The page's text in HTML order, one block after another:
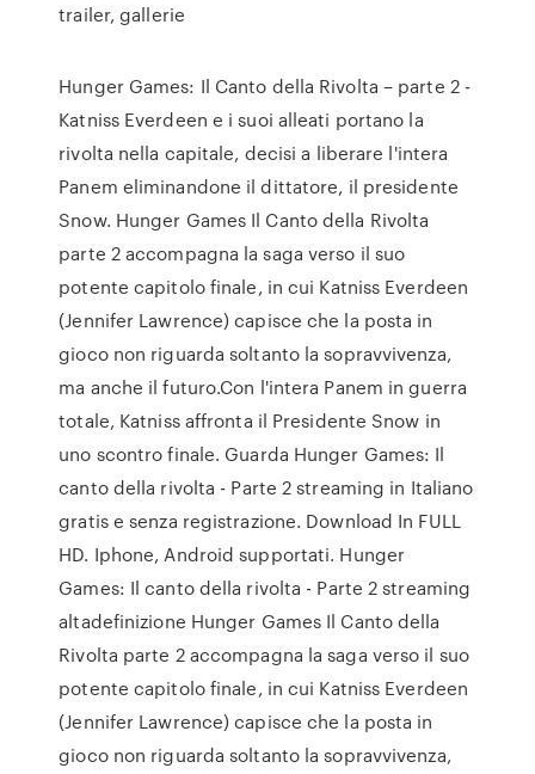
trailer, gallerie
Hunger Games: Il Canto della Rivolta – parte 2 -
Katniss Everdeen e i suoi alleati portano la
rivolta nella capitale, decisi a liberare l'intera
Panem eliminandone il dittatore, il presidente
Snow. Hunger Games Il Canto della Rivolta
parte 2 accompagna la saga verso il suo
potente capitolo finale, in cui Katniss Everdeen
(Jennifer Lawrence) capisce che la posta in
gioco non riguarda soltanto la sopravvivenza,
ma anche il futuro.Con l'intera Panem in guerra
totale, Katniss affronta il Presidente Snow in
uno scontro finale. Guarda Hunger Games: Il
canto della rivolta - Parte 2 streaming in Italiano
gratis e senza registrazione. Download In FULL
HD. Iphone, Android supportati. Hunger
Games: Il canto della rivolta - Parte 2 streaming
altadefinizione Hunger Games Il Canto della
Rivolta parte 2 accompagna la saga verso il suo
potente capitolo finale, in cui Katniss Everdeen
(Jennifer Lawrence) capisce che la posta in
gioco non riguarda soltanto la sopravvivenza,